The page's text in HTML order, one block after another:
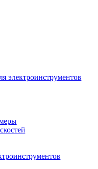
электроинструментов